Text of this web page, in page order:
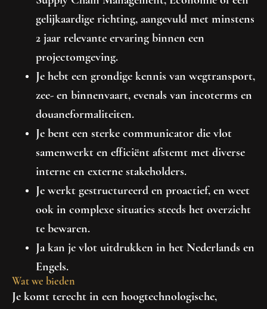
gelijkaardige richting, aangevuld met minstens
2 jaar relevante ervaring binnen een
projectomgeving.
Je hebt een grondige kennis van wegtransport,
zee- en binnenvaart, evenals van incoterms en
douaneformaliteiten.
Je bent een sterke communicator die vlot
samenwerkt en efficiënt afstemt met diverse
interne en externe stakeholders.
Je werkt gestructureerd en proactief, en weet
ook in complexe situaties steeds het overzicht
te bewaren.
Ja kan je vlot uitdrukken in het Nederlands en
Engels.
Wat we bieden
Je komt terecht in een hoogtechnologische,